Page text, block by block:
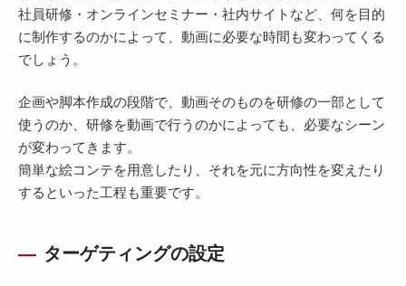
社員研修・オンラインセミナー・社内サイトなど、何を目的
に制作するのかによって、動画に必要な時間も変わってくる
でしょう。
企画や脚本作成の段階で、動画そのものを研修の一部として
使うのか、研修を動画で行うのかによっても、必要なシーン
が変わってきます。
簡単な絵コンテを用意したり、それを元に方向性を変えたり
するといった工程も重要です。
ターゲティングの設定